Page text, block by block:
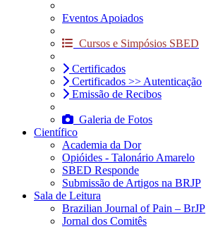
Eventos Apoiados
Cursos e Simpósios SBED
Certificados
Certificados >> Autenticação
Emissão de Recibos
Galeria de Fotos
Científico
Academia da Dor
Opióides - Talonário Amarelo
SBED Responde
Submissão de Artigos na BRJP
Sala de Leitura
Brazilian Journal of Pain – BrJP
Jornal dos Comitês